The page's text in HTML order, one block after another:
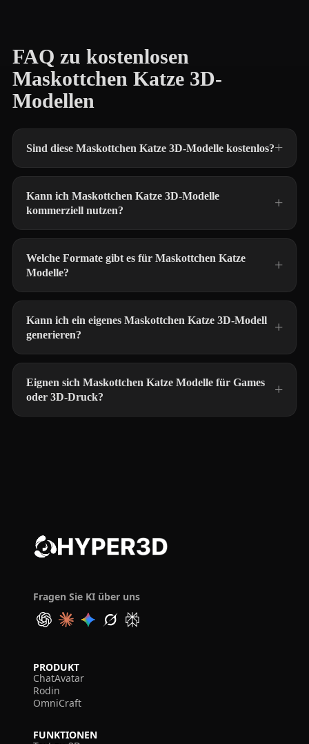
FAQ zu kostenlosen
Maskottchen Katze 3D-
Modellen
Sind diese Maskottchen Katze 3D-Modelle kostenlos?
Kann ich Maskottchen Katze 3D-Modelle
kommerziell nutzen?
Welche Formate gibt es für Maskottchen Katze
Modelle?
Kann ich ein eigenes Maskottchen Katze 3D-Modell
generieren?
Eignen sich Maskottchen Katze Modelle für Games
oder 3D-Druck?
Fragen Sie KI über uns
PRODUKT
ChatAvatar
Rodin
OmniCraft
FUNKTIONEN